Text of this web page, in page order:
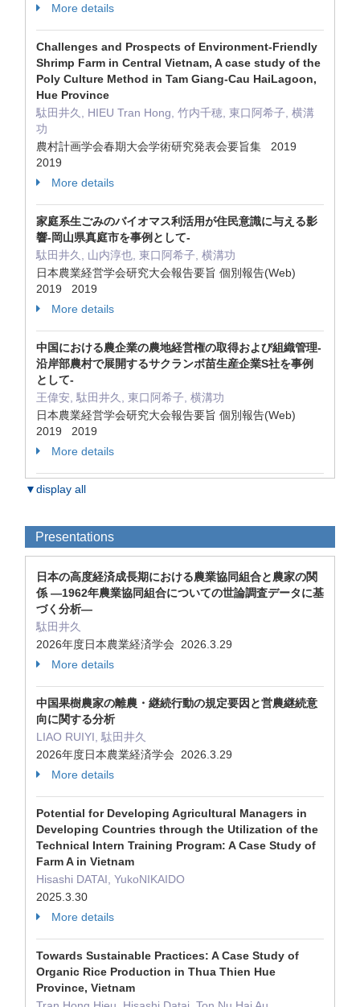
More details
Challenges and Prospects of Environment-Friendly
Shrimp Farm in Central Vietnam, A case study of the
Poly Culture Method in Tam Giang-Cau HaiLagoon,
Hue Province
駄田井久, HIEU Tran Hong, 竹内千穂, 東口阿希子, 横溝
功
農村計画学会春期大会学術研究発表会要旨集 2019
2019
More details
家庭系生ごみのバイオマス利活用が住民意識に与える影
響-岡山県真庭市を事例として-
駄田井久, 山内淳也, 東口阿希子, 横溝功
日本農業経営学会研究大会報告要旨 個別報告(Web)
2019 2019
More details
中国における農企業の農地経営権の取得および組織管理-
沿岸部農村で展開するサクランボ苗生産企業S社を事例
として-
王偉安, 駄田井久, 東口阿希子, 横溝功
日本農業経営学会研究大会報告要旨 個別報告(Web)
2019 2019
More details
▼display all
Presentations
⽇本の⾼度経済成⻑期における農業協同組合と農家の関
係 ―1962年農業協同組合についての世論調査データに基
づく分析―
駄田井久
2026年度⽇本農業経済学会 2026.3.29
More details
中国果樹農家の離農・継続⾏動の規定要因と営農継続意
向に関する分析
LIAO RUIYI, 駄田井久
2026年度⽇本農業経済学会 2026.3.29
More details
Potential for Developing Agricultural Managers in
Developing Countries through the Utilization of the
Technical Intern Training Program: A Case Study of
Farm A in Vietnam
Hisashi DATAI, YukoNIKAIDO
2025.3.30
More details
Towards Sustainable Practices: A Case Study of
Organic Rice Production in Thua Thien Hue
Province, Vietnam